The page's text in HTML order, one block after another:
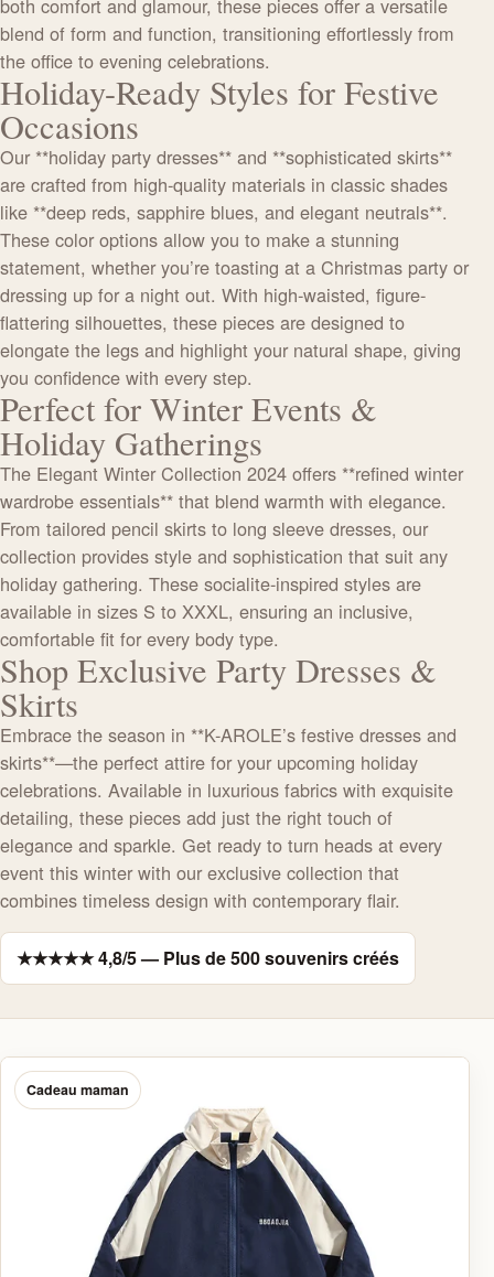
both comfort and glamour, these pieces offer a versatile
blend of form and function, transitioning effortlessly from
the office to evening celebrations.
Holiday-Ready Styles for Festive
Occasions
Our **holiday party dresses** and **sophisticated skirts**
are crafted from high-quality materials in classic shades
like **deep reds, sapphire blues, and elegant neutrals**.
These color options allow you to make a stunning
statement, whether you’re toasting at a Christmas party or
dressing up for a night out. With high-waisted, figure-
flattering silhouettes, these pieces are designed to
elongate the legs and highlight your natural shape, giving
you confidence with every step.
Perfect for Winter Events &
Holiday Gatherings
The Elegant Winter Collection 2024 offers **refined winter
wardrobe essentials** that blend warmth with elegance.
From tailored pencil skirts to long sleeve dresses, our
collection provides style and sophistication that suit any
holiday gathering. These socialite-inspired styles are
available in sizes S to XXXL, ensuring an inclusive,
comfortable fit for every body type.
Shop Exclusive Party Dresses &
Skirts
Embrace the season in **K-AROLE’s festive dresses and
skirts**—the perfect attire for your upcoming holiday
celebrations. Available in luxurious fabrics with exquisite
detailing, these pieces add just the right touch of
elegance and sparkle. Get ready to turn heads at every
event this winter with our exclusive collection that
combines timeless design with contemporary flair.
★★★★★ 4,8/5 — Plus de 500 souvenirs créés
Cadeau maman